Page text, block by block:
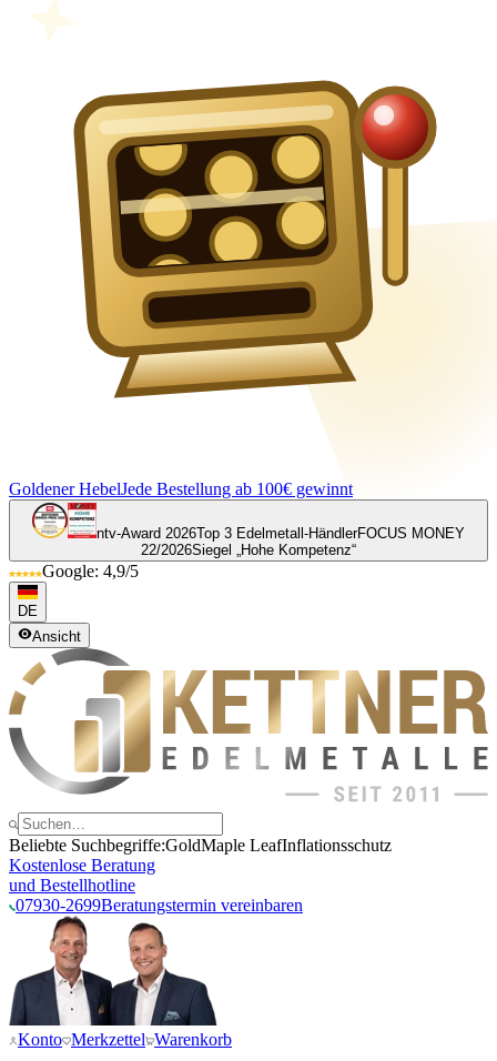
Goldener HebelJede Bestellung ab 100€ gewinnt
ntv-Award 2026Top 3 Edelmetall-HändlerFOCUS MONEY
22/2026Siegel „Hohe Kompetenz“
Google: 4,9/5
DE
Ansicht
Beliebte Suchbegriffe:GoldMaple LeafInflationsschutz
Kostenlose Beratung
und Bestellhotline
07930-2699Beratungstermin vereinbaren
Konto Merkzettel Warenkorb